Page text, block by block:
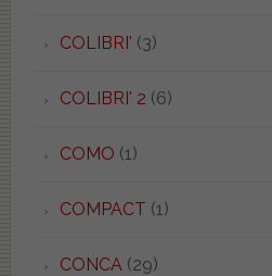
COLIBRI' (3)
COLIBRI' 2 (6)
COMO (1)
COMPACT (1)
CONCA (29)